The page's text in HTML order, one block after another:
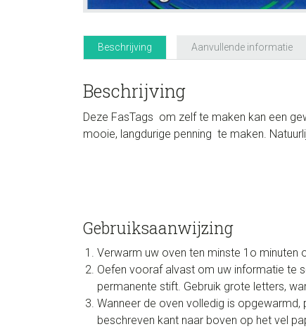
Beschrijving Aanvullende informatie
Beschrijving
Deze FasTags om zelf te maken kan een
mooie, langdurige penning te maken.
Gebruiksaanwijzing
Verwarm uw oven ten minste 1o minuten
Oefen vooraf alvast om uw informatie te
permanente stift. Gebruik grote letters,
Wanneer de oven volledig is
beschreven kant naar boven op het vel